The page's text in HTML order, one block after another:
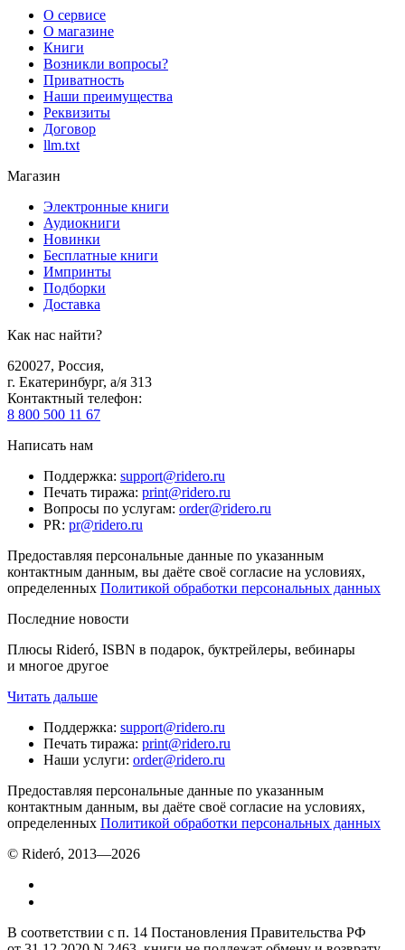
О сервисе
О магазине
Книги
Возникли вопросы?
Приватность
Наши преимущества
Реквизиты
Договор
llm.txt
Магазин
Электронные книги
Аудиокниги
Новинки
Бесплатные книги
Импринты
Подборки
Доставка
Как нас найти?
620027, Россия,
г. Екатеринбург, а/я 313
Контактный телефон:
8 800 500 11 67
Написать нам
Поддержка: support@ridero.ru
Печать тиража: print@ridero.ru
Вопросы по услугам: order@ridero.ru
PR: pr@ridero.ru
Предоставляя персональные данные по указанным
контактным данным, вы даёте своё согласие на условиях,
определенных Политикой обработки персональных данных
Последние новости
Плюсы Rideró, ISBN в подарок, буктрейлеры, вебинары
и многое другое
Читать дальше
Поддержка: support@ridero.ru
Печать тиража: print@ridero.ru
Наши услуги: order@ridero.ru
Предоставляя персональные данные по указанным
контактным данным, вы даёте своё согласие на условиях,
определенных Политикой обработки персональных данных
© Rideró, 2013—2026
В соответствии с п. 14 Постановления Правительства РФ